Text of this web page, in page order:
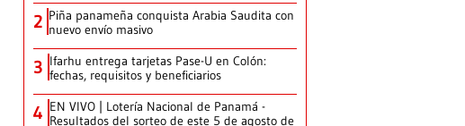
2 Piña panameña conquista Arabia Saudita con
nuevo envío masivo
3 Ifarhu entrega tarjetas Pase-U en Colón:
fechas, requisitos y beneficiarios
4 EN VIVO | Lotería Nacional de Panamá -
Resultados del sorteo de este 5 de agosto de